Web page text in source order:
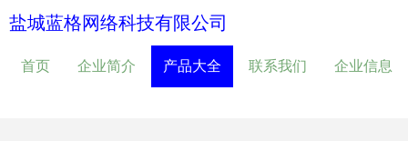
盐城蓝格网络科技有限公司
首页 企业简介 产品大全 联系我们 企业信息